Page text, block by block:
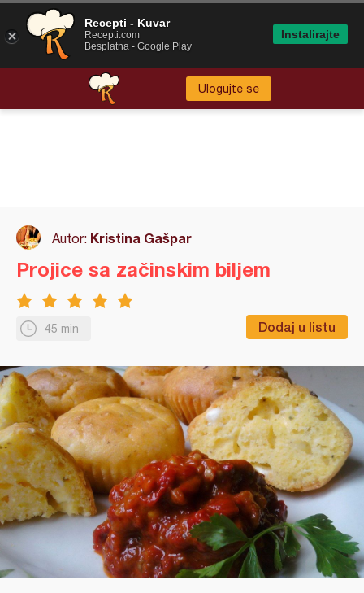
Ulogujte se
Autor: Kristina Gašpar
45 min Dodaj u listu
Projice sa začinskim biljem
Recepti - Kuvar
Recepti.com
Besplatna - Google Play
Instalirajte